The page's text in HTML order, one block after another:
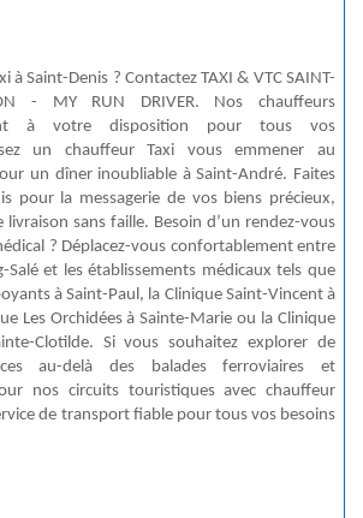
à Saint-Denis ? Contactez TAXI & VTC SAINT-
- MY RUN DRIVER. Nos chauffeurs
à votre disposition pour tous vos
un chauffeur Taxi vous emmener au
un dîner inoubliable à Saint-André. Faites
pour la messagerie de vos biens précieux,
livraison sans faille. Besoin d’un rendez-vous
? Déplacez-vous confortablement entre
Salé et les établissements médicaux tels que
à Saint-Paul, la Clinique Saint-Vincent à
Les Orchidées à Sainte-Marie ou la Clinique
Clotilde. Si vous souhaitez explorer de
au-delà des balades ferroviaires et
nos circuits touristiques avec chauffeur
de transport fiable pour tous vos besoins